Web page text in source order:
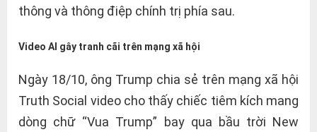
thông và thông điệp chính trị phía sau.
Video AI gây tranh cãi trên mạng xã hội
Ngày 18/10, ông Trump chia sẻ trên mạng xã hội
Truth Social video cho thấy chiếc tiêm kích mang
dòng chữ “Vua Trump” bay qua bầu trời New